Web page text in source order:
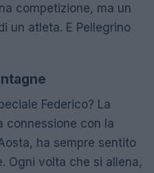
competizione, ma un
un atleta. E Pellegrino
Federico? La
connessione con la
ha sempre sentito
Ogni volta che si allena,